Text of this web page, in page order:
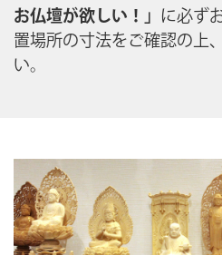
お仏壇が欲しい！」
に必ず
置場所の寸法をご確認の上
い。